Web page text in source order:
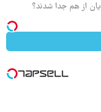
از هم جدا شدند؟